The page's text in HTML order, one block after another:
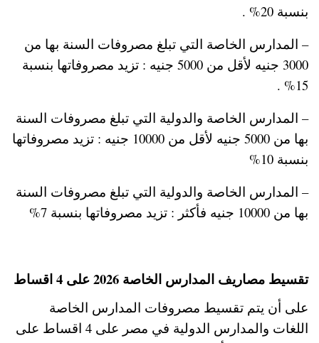
بنسبة 20% .
– المدارس الخاصة التي تبلغ مصروفات السنة بها من
3000 جنيه لأقل من 5000 جنيه : تزيد مصروفاتها بنسبة
15% .
– المدارس الخاصة والدولية التي تبلغ مصروفات السنة
بها من 5000 جنيه لأقل من 10000 جنيه : تزيد مصروفاتها
بنسبة 10%
– المدارس الخاصة والدولية التي تبلغ مصروفات السنة
بها من 10000 جنيه فأكثر : تزيد مصروفاتها بنسبة 7%
تقسيط مصاريف المدارس الخاصة 2026 على 4 اقساط
على أن يتم تقسيط مصروفات المدارس الخاصة
اللغات والمدارس الدولية في مصر على 4 اقساط على